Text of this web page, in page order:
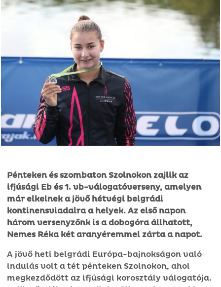
Pénteken és szombaton Szolnokon zajlik az
ifjúsági Eb és 1. vb-válogatóverseny, amelyen
már elkelnek a jövő hétvégi belgrádi
kontinensviadalra a helyek. Az első napon
három versenyzőnk is a dobogóra állhatott,
Nemes Réka két aranyéremmel zárta a napot.
A jövő heti belgrádi Európa-bajnokságon való
indulás volt a tét pénteken Szolnokon, ahol
megkezdődött az ifjúsági korosztály válogatója.